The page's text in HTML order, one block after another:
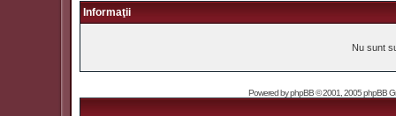
Informaţii
Nu sunt
Powered byphpBB© 2001, 2005 phpBB